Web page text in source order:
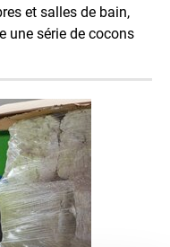
et salles de bain,
une série de cocons